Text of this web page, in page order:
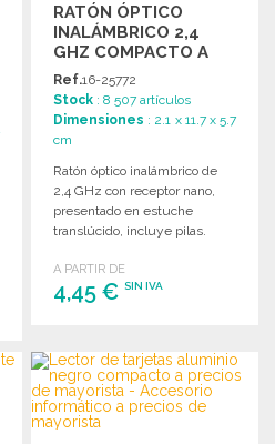
RATÓN ÓPTICO
INALÁMBRICO 2,4
GHZ COMPACTO A
PRECIOS DE
MAYORISTA
Ref.16-25772
Stock : 8 507 artículos
Dimensiones : 2.1 x 11.7 x 5.7
cm
Ratón óptico inalámbrico de
2,4 GHz con receptor nano,
presentado en estuche
translúcido, incluye pilas.
A PARTIR DE
4,45 €SIN IVA
Solicitar un presupuesto